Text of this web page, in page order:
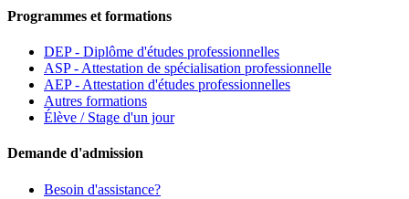
Programmes et formations
DEP - Diplôme d'études professionnelles
ASP - Attestation de spécialisation professionnelle
AEP - Attestation d'études professionnelles
Autres formations
Élève / Stage d'un jour
Demande d'admission
Besoin d'assistance?